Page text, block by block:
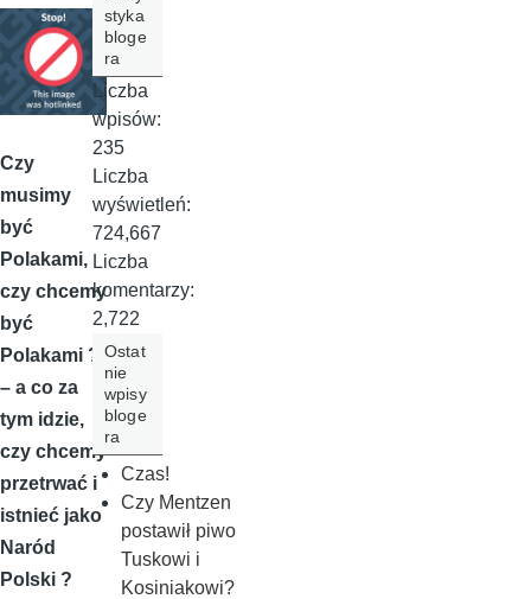
Czy
musimy
być
Polakami,
czy chcemy
być
Polakami ?
– a co za
tym idzie,
czy chcemy
przetrwać i
istnieć jako
Naród
Polski ?
styka
bloge
ra
Liczba
wpisów:
235
Liczba
wyświetleń:
724,667
Liczba
komentarzy:
2,722
Ostat
nie
wpisy
bloge
ra
Czas!
Czy Mentzen
postawił piwo
Tuskowi i
Kosiniakowi?